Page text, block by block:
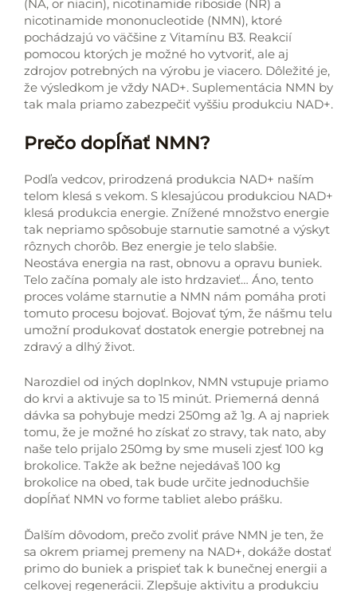
(NA, or niacin), nicotinamide riboside (NR) a
nicotinamide mononucleotide (NMN), ktoré
pochádzajú vo väčšine z Vitamínu B3. Reakcií
pomocou ktorých je možné ho vytvoriť, ale aj
zdrojov potrebných na výrobu je viacero. Dôležité je,
že výsledkom je vždy NAD+. Suplementácia NMN by
tak mala priamo zabezpečiť vyššiu produkciu NAD+.
Prečo dopĺňať NMN?
Podľa vedcov, prirodzená produkcia NAD+ naším
telom klesá s vekom. S klesajúcou produkciou NAD+
klesá produkcia energie. Znížené množstvo energie
tak nepriamo spôsobuje starnutie samotné a výskyt
rôznych chorôb. Bez energie je telo slabšie.
Neostáva energia na rast, obnovu a opravu buniek.
Telo začína pomaly ale isto hrdzavieť… Áno, tento
proces voláme starnutie a NMN nám pomáha proti
tomuto procesu bojovať. Bojovať tým, že nášmu telu
umožní produkovať dostatok energie potrebnej na
zdravý a dlhý život.
Narozdiel od iných doplnkov, NMN vstupuje priamo
do krvi a aktivuje sa to 15 minút. Priemerná denná
dávka sa pohybuje medzi 250mg až 1g. A aj napriek
tomu, že je možné ho získať zo stravy, tak nato, aby
naše telo prijalo 250mg by sme museli zjesť 100 kg
brokolice. Takže ak bežne nejedávaš 100 kg
brokolice na obed, tak bude určite jednoduchšie
dopĺňať NMN vo forme tabliet alebo prášku.
Ďalším dôvodom, prečo zvoliť práve NMN je ten, že
sa okrem priamej premeny na NAD+, dokáže dostať
primo do buniek a prispieť tak k bunečnej energii a
celkovej regenerácii. Zlepšuje aktivitu a produkciu